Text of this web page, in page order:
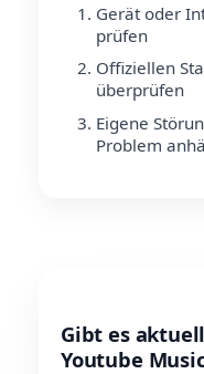
Gerät oder
prüfen
Offiziellen
überprüfen
Eigene
Problem
Gibt es
Youtube